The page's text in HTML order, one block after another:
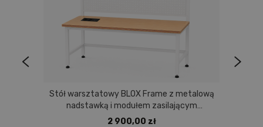
Stół warsztatowy BLOX Frame z metalową
nadstawką i modułem zasilającym
Prostokąt 1200x600 mm, rozmiar 4-6, blat
2 900,00 zł